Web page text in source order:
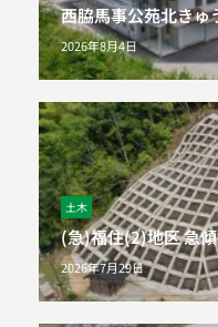
西脇馬事公苑北き
2026年8月4日
土木
(急)福住(2)地区 急
2026年7月29日